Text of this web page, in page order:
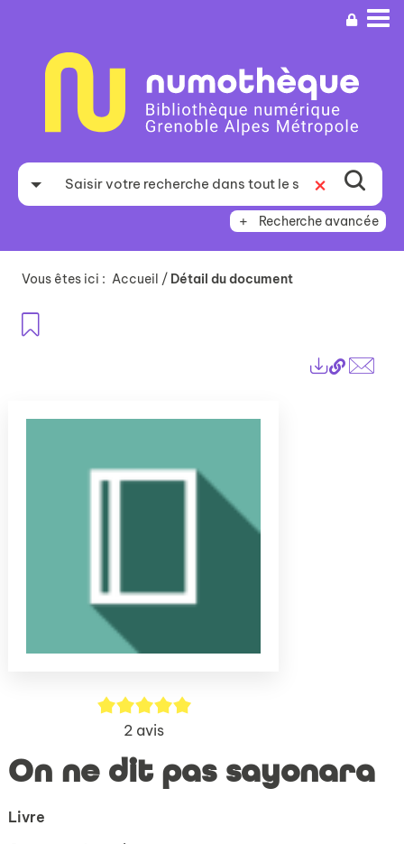
recherche
Recherche avancée
Vous êtes ici : Accueil / Détail du document
Lien
5/5
2 avis
On ne dit pas sayonara
Livre